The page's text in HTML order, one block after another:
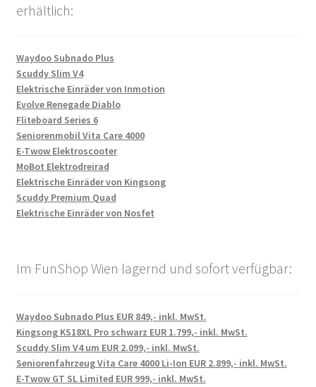
erhältlich:
Waydoo Subnado Plus
Scuddy Slim V4
Elektrische Einräder von Inmotion
Evolve Renegade Diablo
Fliteboard Series 6
Seniorenmobil Vita Care 4000
E-Twow Elektroscooter
MoBot Elektrodreirad
Elektrische Einräder von Kingsong
Scuddy Premium Quad
Elektrische Einräder von Nosfet
Im FunShop Wien lagernd und sofort verfügbar:
Waydoo Subnado Plus EUR 849,- inkl. MwSt.
Kingsong KS18XL Pro schwarz EUR 1.799,- inkl. MwSt.
Scuddy Slim V4 um EUR 2.099,- inkl. MwSt.
Seniorenfahrzeug Vita Care 4000 Li-Ion EUR 2.899,- inkl. MwSt.
E-Twow GT SL Limited EUR 999,- inkl. MwSt.